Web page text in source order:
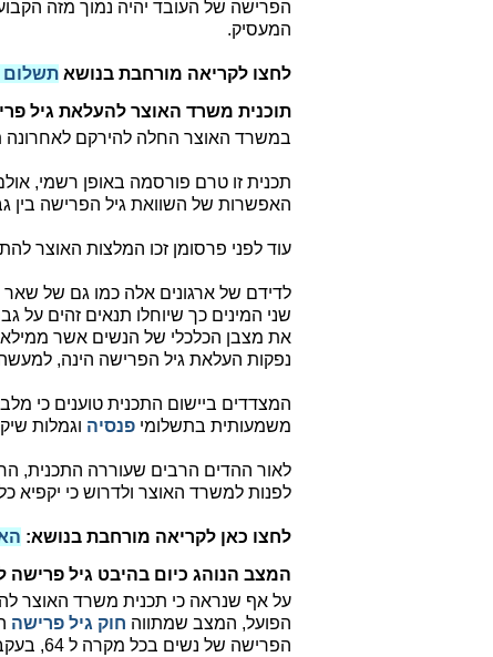
הפרישה של העובד יהיה נמוך מזה
המעסיק.
לחצו לקריאה מורחבת בנושא תשלום
תוכנית משרד האוצר להעלאת גיל
במשרד האוצר החלה להירקם לאחרונה תכנית
תכנית זו טרם פורסמה באופן רשמי,
האפשרות של השוואת גיל הפרישה בין
עוד לפני פרסומן זכו המלצות האוצר
לדידם של ארגונים אלה כמו גם של שאר
שני המינים כך שיוחלו תנאים זהים
את מצבן הכלכלי של הנשים אשר ממילא
נפקות העלאת גיל הפרישה הינה,
המצדדים ביישום התכנית טוענים כי
משמעותית בתשלומי פנסיה וגמלות
לאור ההדים הרבים שעוררה התכנית,
לפנות למשרד האוצר ולדרוש כי יקפיא
לחצו כאן לקריאה מורחבת בנושא:
המצב הנוהג כיום בהיבט גיל פרישה
על אף שנראה כי תכנית משרד האוצר
הפועל, המצב שמתווה חוק גיל פרישה
הפרישה של נשים בכל מקרה ל 64, בעקבות סעיף העלאה אוטומטי המצוי בחוק.